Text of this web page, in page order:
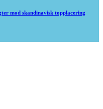
mod skandinavisk topplacering